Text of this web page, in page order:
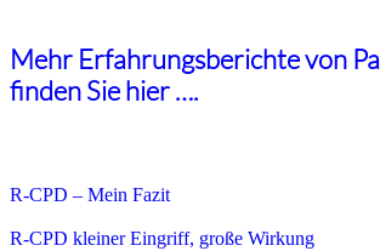
Mehr Erfahrungsberichte von
finden Sie hier ….
R-CPD – Mein Fazit
R-CPD kleiner Eingriff, große Wirkung